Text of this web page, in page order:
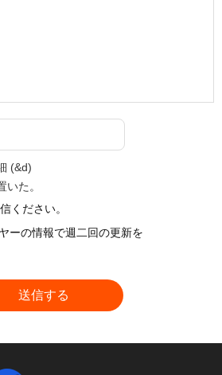
(&d)
た。
ください。
ーの情報で週二回の更新を